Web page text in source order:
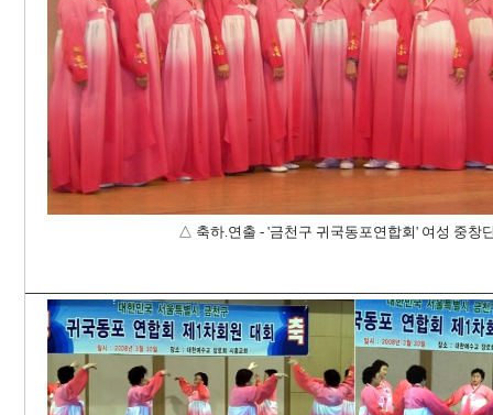
△ 축하.연출 - '금천구 귀국동포연합회' 여성 중창